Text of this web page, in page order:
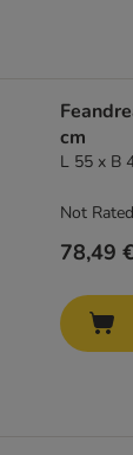
cm
L 55 x B
78,49
Not Rated